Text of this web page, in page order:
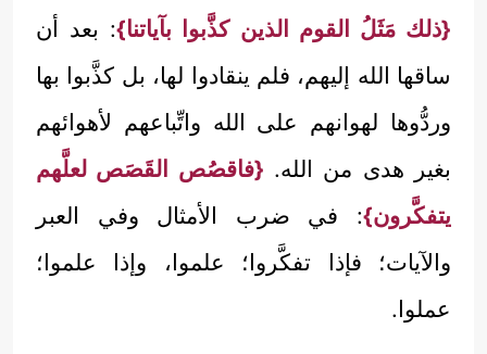
{ذلك مَثَلُ القوم الذين كذَّبوا بآياتنا}: بعد أن
ساقها الله إليهم، فلم ينقادوا لها، بل كذَّبوا بها
وردُّوها لهوانهم على الله واتِّباعهم لأهوائهم
بغير هدى من الله. {فاقصُص القَصَص لعلَّهم
يتفكَّرون}: في ضرب الأمثال وفي العبر
والآيات؛ فإذا تفكَّروا؛ علموا، وإذا علموا؛
عملوا.